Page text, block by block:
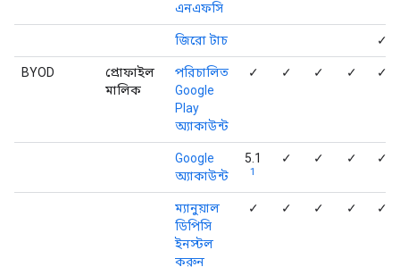
এনএফসি
জিরো টাচ ✓
BYOD
প্রোফাইল
মালিক
পরিচালিত
Google
Play
অ্যাকাউন্ট
✓ ✓ ✓ ✓ ✓
Google
অ্যাকাউন্ট
5.1
1
✓ ✓ ✓ ✓
ম্যানুয়াল
ডিপিসি
ইনস্টল
করুন
✓ ✓ ✓ ✓ ✓